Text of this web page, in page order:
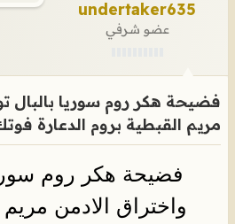
undertaker635
عضو شرفي
فضيحة هكر روم سوريا بالبال
مريم القبطية بروم الدعارة
فضيحة هكر روم
واختراق الادمن